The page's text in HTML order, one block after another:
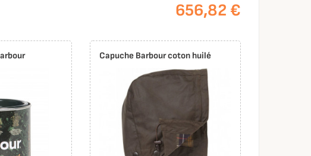
656,82 €
Capuche Barbour coton huilé